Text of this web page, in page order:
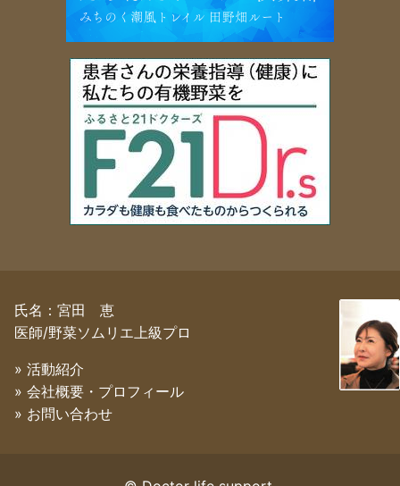
氏名：宮田 恵
医師/野菜ソムリエ上級プロ
» 活動紹介
» 会社概要・プロフィール
» お問い合わせ